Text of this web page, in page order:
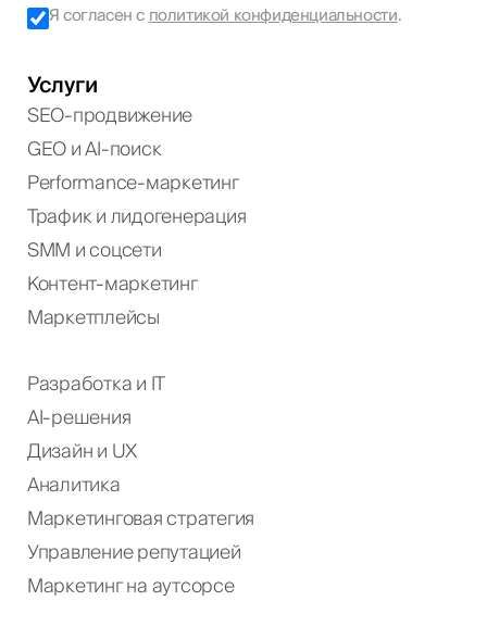
Я согласен сполитикой конфиденциальности.
Услуги
SEO-продвижение
GEO и AI-поиск
Performance-маркетинг
Трафик и лидогенерация
SMM и соцсети
Контент-маркетинг
Маркетплейсы
Разработка и IT
AI-решения
Дизайн и UX
Аналитика
Маркетинговая стратегия
Управление репутацией
Маркетинг на аутсорсе